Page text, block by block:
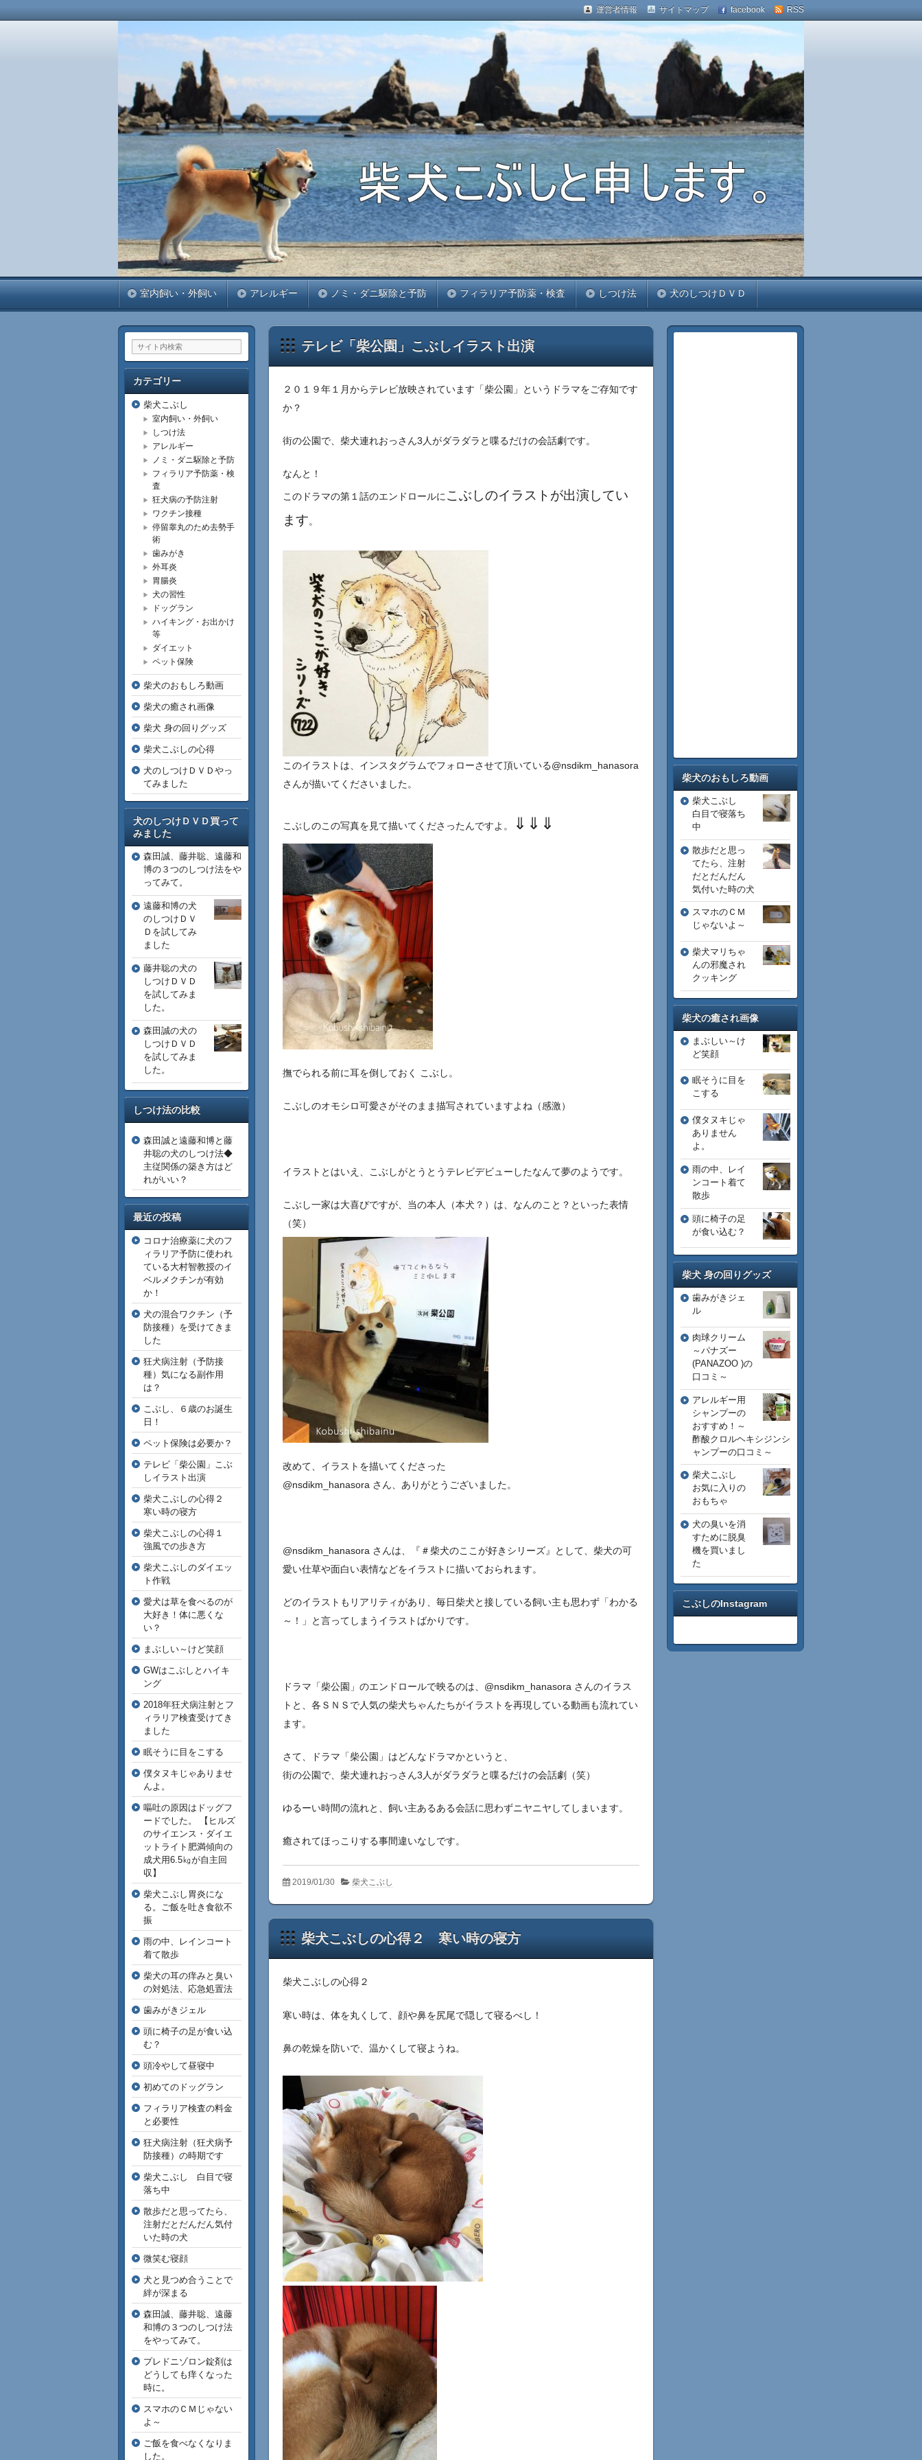
運営者情報 サイトマップ facebook RSS
柴犬こぶしと申します
柴犬こぶしをこよなく愛する管理人の柴犬のためのブログです。楽しいエピソードから苦労話、お
もしろ動画やかわいいフォトもアップしています(*^^)v
室内飼い・外飼い アレルギー ノミ・ダニ駆除と予防 フィラリア予防薬・検査 しつけ法 犬のしつけＤＶＤ
テレビ「柴公園」こぶしイラスト出演
２０１９年１月からテレビ放映されています「柴公園」というドラマをご存知です
か？
街の公園で、柴犬連れおっさん3人がダラダラと喋るだけの会話劇です。
なんと！
このドラマの第１話のエンドロールに こぶしのイラストが出演してい
ます。
このイラストは、インスタグラムでフォローさせて頂いている@nsdikm_hanasora
さんが描いてくださいました。
こぶしのこの写真を見て描いてくださったんですよ。 ⇓⇓⇓
撫でられる前に耳を倒しておく こぶし。
こぶしのオモシロ可愛さがそのまま描写されていますよね（感激）
イラストとはいえ、こぶしがとうとうテレビデビューしたなんて夢のようです。
こぶし一家は大喜びですが、当の本人（本犬？）は、なんのこと？といった表情
（笑）
改めて、イラストを描いてくださった
@nsdikm_hanasora さん、ありがとうございました。
@nsdikm_hanasora さんは、『＃柴犬のここが好きシリーズ』として、柴犬の可
愛い仕草や面白い表情などをイラストに描いておられます。
どのイラストもリアリティがあり、毎日柴犬と接している飼い主も思わず「わかる
～！」と言ってしまうイラストばかりです。
ドラマ「柴公園」のエンドロールで映るのは、@nsdikm_hanasora さんのイラス
トと、各ＳＮＳで人気の柴犬ちゃんたちがイラストを再現している動画も流れてい
ます。
さて、ドラマ「柴公園」はどんなドラマかというと、
街の公園で、柴犬連れおっさん3人がダラダラと喋るだけの会話劇（笑）
ゆるーい時間の流れと、飼い主あるある会話に思わずニヤニヤしてしまいます。
癒されてほっこりする事間違いなしです。
2019/01/30 柴犬こぶし
柴犬こぶしの心得２ 寒い時の寝方
柴犬こぶしの心得２
寒い時は、体を丸くして、顔や鼻を尻尾で隠して寝るべし！
鼻の乾燥を防いで、温かくして寝ようね。
カテゴリー
柴犬こぶし
室内飼い・外飼い
しつけ法
アレルギー
ノミ・ダニ駆除と予防
フィラリア予防薬・検
査
狂犬病の予防注射
ワクチン接種
停留睾丸のため去勢手
術
歯みがき
外耳炎
胃腸炎
犬の習性
ドッグラン
ハイキング・お出かけ
等
ダイエット
ペット保険
柴犬のおもしろ動画
柴犬の癒され画像
柴犬 身の回りグッズ
柴犬こぶしの心得
犬のしつけＤＶＤやっ
てみました
犬のしつけＤＶＤ買って
みました
森田誠、藤井聡、遠藤和
博の３つのしつけ法をや
ってみて。
遠藤和博の犬
のしつけＤＶ
Ｄを試してみ
ました
藤井聡の犬の
しつけＤＶＤ
を試してみま
した。
森田誠の犬の
しつけＤＶＤ
を試してみま
した。
しつけ法の比較
森田誠と遠藤和博と藤
井聡の犬のしつけ法◆
主従関係の築き方はど
れがいい？
最近の投稿
コロナ治療薬に犬のフ
ィラリア予防に使われ
ている大村智教授のイ
ベルメクチンが有効
か！
犬の混合ワクチン（予
防接種）を受けてきま
した
狂犬病注射（予防接
種）気になる副作用
は？
こぶし、６歳のお誕生
日！
ペット保険は必要か？
テレビ「柴公園」こぶ
しイラスト出演
柴犬こぶしの心得２
寒い時の寝方
柴犬こぶしの心得１
強風での歩き方
柴犬こぶしのダイエッ
ト作戦
愛犬は草を食べるのが
大好き！体に悪くな
い？
まぶしい～けど笑顔
GWはこぶしとハイキ
ング
2018年狂犬病注射とフ
ィラリア検査受けてき
ました
眠そうに目をこする
僕タヌキじゃありませ
んよ。
嘔吐の原因はドッグフ
ードでした。 【ヒルズ
のサイエンス・ダイエ
ットライト肥満傾向の
成犬用6.5㎏が自主回
収】
柴犬こぶし胃炎にな
る。ご飯を吐き食欲不
振
雨の中、レインコート
着て散歩
柴犬の耳の痒みと臭い
の対処法、応急処置法
歯みがきジェル
頭に椅子の足が食い込
む？
頭冷やして昼寝中
初めてのドッグラン
フィラリア検査の料金
と必要性
狂犬病注射（狂犬病予
防接種）の時期です
柴犬こぶし 白目で寝
落ち中
散歩だと思ってたら、
注射だとだんだん気付
いた時の犬
微笑む寝顔
犬と見つめ合うことで
絆が深まる
森田誠、藤井聡、遠藤
和博の３つのしつけ法
をやってみて。
プレドニゾロン錠剤は
どうしても痒くなった
時に。
スマホのＣＭじゃない
よ～
ご飯を食べなくなりま
した。
柴犬のおもしろ動画
柴犬こぶし
白目で寝落ち
中
散歩だと思っ
てたら、注射
だとだんだん
気付いた時の犬
スマホのＣＭ
じゃないよ～
柴犬マリちゃ
んの邪魔され
クッキング
柴犬の癒され画像
まぶしい～け
ど笑顔
眠そうに目を
こする
僕タヌキじゃ
ありません
よ。
雨の中、レイ
ンコート着て
散歩
頭に椅子の足
が食い込む？
柴犬 身の回りグッズ
歯みがきジェ
ル
肉球クリーム
～パナズー
(PANAZOO )の
口コミ～
アレルギー用
シャンプーの
おすすめ！～
酢酸クロルヘキシジンシ
ャンプーの口コミ～
柴犬こぶし
お気に入りの
おもちゃ
犬の臭いを消
すために脱臭
機を買いまし
た
こぶしのInstagram